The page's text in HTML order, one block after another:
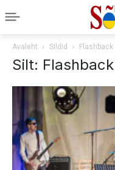
Avaleht Sildid
Silt: